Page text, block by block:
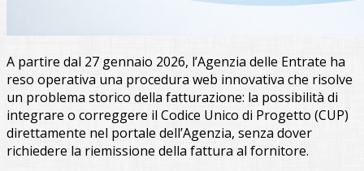
A partire dal 27 gennaio 2026, l’Agenzia delle Entrate ha
reso operativa una procedura web innovativa che risolve
un problema storico della fatturazione: la possibilità di
integrare o correggere il Codice Unico di Progetto (CUP)
direttamente nel portale dell’Agenzia, senza dover
richiedere la riemissione della fattura al fornitore.